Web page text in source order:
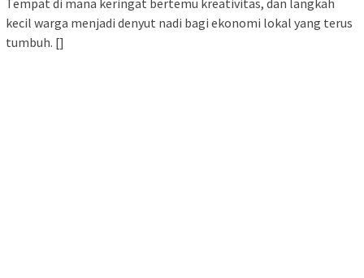
kecil warga menjadi denyut nadi bagi ekonomi lokal yang terus
tumbuh. []